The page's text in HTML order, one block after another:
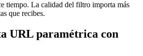
tiempo. La calidad del filtro importa más
que recibes.
URL paramétrica con